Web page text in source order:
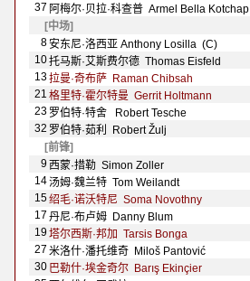
37 阿梅尔·贝拉·科查普 Armel Bella Kotchap
[中场]
8安东尼·洛西亚 Anthony Losilla (C)
10托马斯·艾斯费尔德 Thomas Eisfeld
13拉曼·奇布萨 Raman Chibsah
21 格里特·霍尔特曼 Gerrit Holtmann
23 罗伯特·特舍 Robert Tesche
32 罗伯特·茹利 Robert Žulj
[前锋]
9 西蒙·措勒 Simon Zoller
14汤姆·魏兰特 Tom Weilandt
15绍毛·诺沃特尼 Soma Novothny
17 丹尼·布卢姆 Danny Blum
19 塔尔西斯·邦加 Tarsis Bonga
27 米洛什·潘托维奇 Miloš Pantović
30 巴勒什·埃金奇尔 Barış Ekinçier